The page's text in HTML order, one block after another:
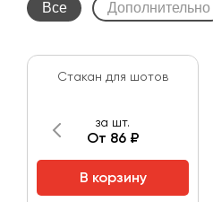
Все Дополнительно
Стакан для шотов
за шт.
От 86 ₽
В корзину